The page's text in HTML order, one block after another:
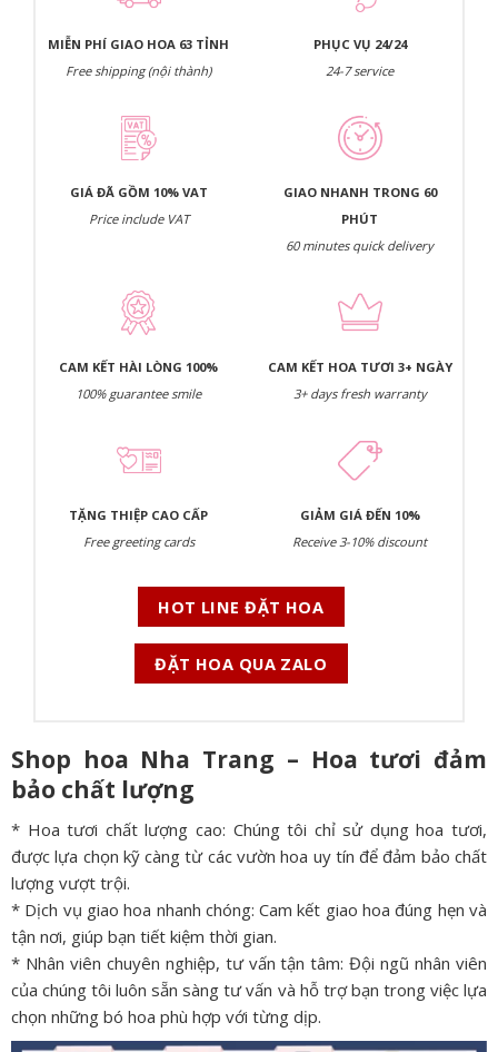
MIỄN PHÍ GIAO HOA 63 TỈNH
Free shipping (nội thành)
PHỤC VỤ 24/24
24-7 service
GIÁ ĐÃ GỒM 10% VAT
Price include VAT
GIAO NHANH TRONG 60
PHÚT
60 minutes quick delivery
CAM KẾT HÀI LÒNG 100%
100% guarantee smile
CAM KẾT HOA TƯƠI 3+ NGÀY
3+ days fresh warranty
TẶNG THIỆP CAO CẤP
Free greeting cards
GIẢM GIÁ ĐẾN 10%
Receive 3-10% discount
HOT LINE ĐẶT HOA
ĐẶT HOA QUA ZALO
Shop hoa Nha Trang – Hoa tươi đảm
bảo chất lượng
* Hoa tươi chất lượng cao: Chúng tôi chỉ sử dụng hoa tươi,
được lựa chọn kỹ càng từ các vườn hoa uy tín để đảm bảo chất
lượng vượt trội.
* Dịch vụ giao hoa nhanh chóng: Cam kết giao hoa đúng hẹn và
tận nơi, giúp bạn tiết kiệm thời gian.
* Nhân viên chuyên nghiệp, tư vấn tận tâm: Đội ngũ nhân viên
của chúng tôi luôn sẵn sàng tư vấn và hỗ trợ bạn trong việc lựa
chọn những bó hoa phù hợp với từng dịp.